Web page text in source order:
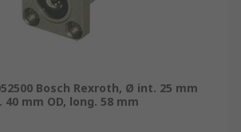
Bosch Rexroth, Ø int. 25 mm
mm OD, long. 58 mm